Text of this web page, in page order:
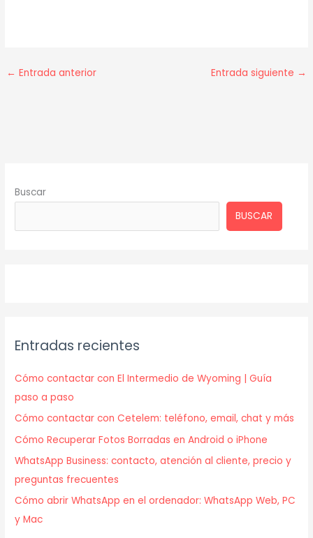
← Entrada anterior Entrada siguiente →
Buscar
BUSCAR
Entradas recientes
Cómo contactar con El Intermedio de Wyoming | Guía
paso a paso
Cómo contactar con Cetelem: teléfono, email, chat y más
Cómo Recuperar Fotos Borradas en Android o iPhone
WhatsApp Business: contacto, atención al cliente, precio y
preguntas frecuentes
Cómo abrir WhatsApp en el ordenador: WhatsApp Web, PC
y Mac